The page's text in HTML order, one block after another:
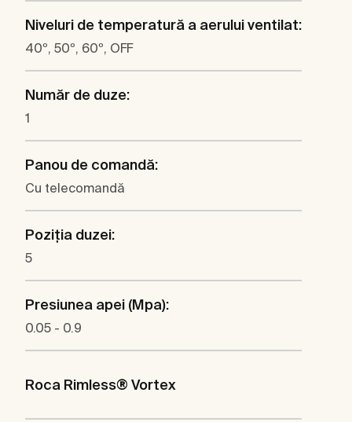
Niveluri de temperatură a aerului ventilat:
40º, 50º, 60º, OFF
Număr de duze:
1
Panou de comandă:
Cu telecomandă
Poziția duzei:
5
Presiunea apei (Mpa):
0.05 - 0.9
Roca Rimless® Vortex